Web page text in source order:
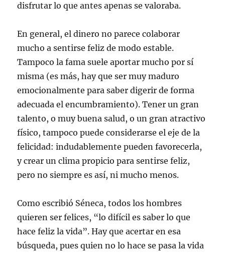
disfrutar lo que antes apenas se valoraba.
En general, el dinero no parece colaborar
mucho a sentirse feliz de modo estable.
Tampoco la fama suele aportar mucho por sí
misma (es más, hay que ser muy maduro
emocionalmente para saber digerir de forma
adecuada el encumbramiento). Tener un gran
talento, o muy buena salud, o un gran atractivo
físico, tampoco puede considerarse el eje de la
felicidad: indudablemente pueden favorecerla,
y crear un clima propicio para sentirse feliz,
pero no siempre es así, ni mucho menos.
Como escribió Séneca, todos los hombres
quieren ser felices, “lo difícil es saber lo que
hace feliz la vida”. Hay que acertar en esa
búsqueda, pues quien no lo hace se pasa la vida